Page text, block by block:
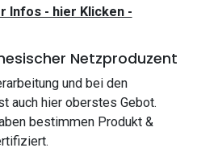
Infos - hier Klicken -
Netzproduzent
und bei den
auch hier oberstes Gebot.
bestimmen Produkt &